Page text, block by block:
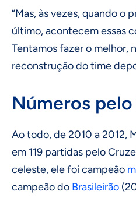
“Mas, às vezes, quando o
último, acontecem essas
Tentamos fazer o melhor,
reconstrução do time
Números
Ao todo, de 2010 a 2012,
em 119 partidas pelo
celeste, ele foi campeão
campeão do Brasileirão